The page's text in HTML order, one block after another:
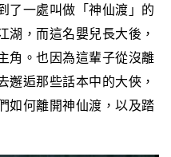
了一處叫做「神仙渡」的
湖，而這名嬰兒長大後，
角。 也因為這輩子從沒離
邂逅那些話本中的大俠，
如何離開神仙渡，以及踏